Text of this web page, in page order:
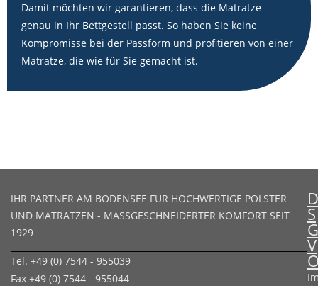
Damit möchten wir garantieren, dass die Matratze
genau in Ihr Bettgestell passt. So haben Sie keine
Kompromisse bei der Passform und profitieren von einer
Matratze, die wie für Sie gemacht ist.
IHR PARTNER AM BODENSEE FÜR HOCHWERTIGE POLSTER
UND MATRATZEN - MASSGESCHNEIDERTER KOMFORT SEIT 1
929
Tel. +49 (0) 7544 - 955039
Fax +49 (0) 7544 - 955044
D
S
G
V